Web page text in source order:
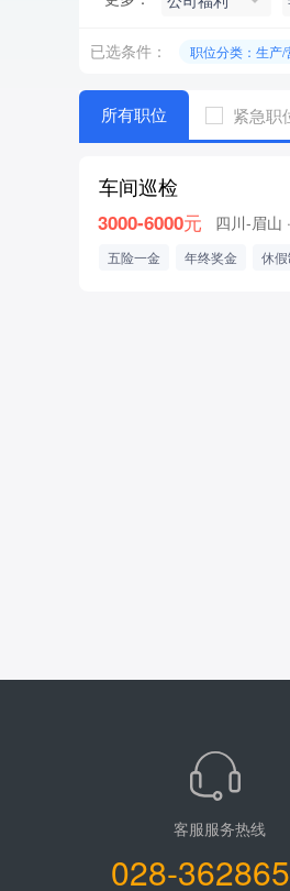
已选条件： 职位分类：生产
所有职位 紧急职
车间巡检
3000-6000元 四川-眉山
五险一金 年终奖金 休
客服服务热线
028-